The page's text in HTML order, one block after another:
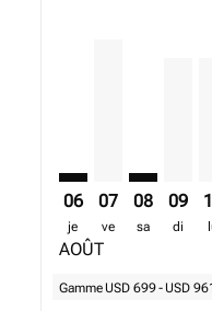
06
je
AOÛT
07
ve
08
sa
09
di
Gamme USD 699- USD